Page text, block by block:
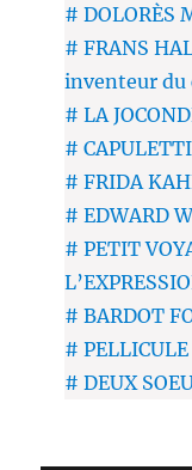
# DOLORÈS
# FRANS
inventeur du
# LA
# CAPULETTI
# FRIDA
# EDWARD
# PETIT
# BARDOT
#
# DEUX